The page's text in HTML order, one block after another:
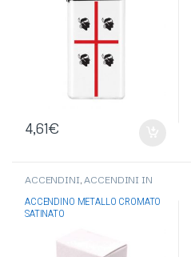
4,61€
ACCENDINI ACCENDINI IN
ACCENDINO METALLO CROMATO
SATINATO